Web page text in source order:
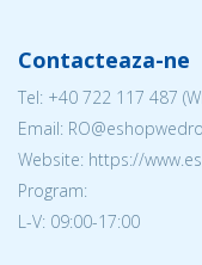
Contacteaza-ne
Tel: +40 722 117 487
Email:
Website: https://
Program:
L-V: 09:00-17:00